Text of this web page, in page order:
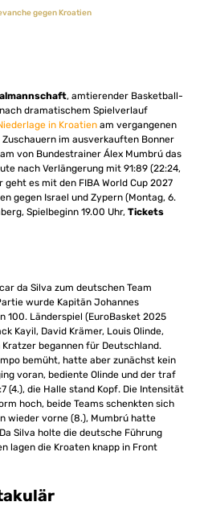
gegen Kroatien
, amtierender Basketball-
dramatischem Spielverlauf
in Kroatien am vergangenen
im ausverkauften Bonner
von Bundestrainer Álex Mumbrú das
nach Verlängerung mit 91:89 (22:24,
geht es mit den FIBA World Cup 2027
gegen Israel und Zypern (Montag, 6.
Spielbeginn 19.00 Uhr, Tickets
da Silva zum deutschen Team
wurde Kapitän Johannes
100. Länderspiel (EuroBasket 2025
Kayil, David Krämer, Louis Olinde,
begannen für Deutschland.
bemüht, hatte aber zunächst kein
voran, bediente Olinde und der traf
(4.), die Halle stand Kopf. Die Intensität
hoch, beide Teams schenkten sich
wieder vorne (8.), Mumbrú hatte
Silva holte die deutsche Führung
lagen die Kroaten knapp in Front